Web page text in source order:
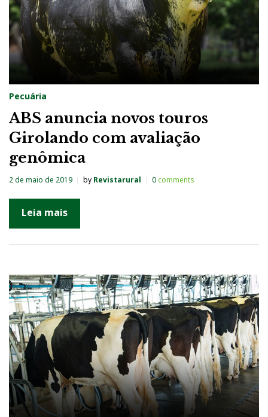
Pecuária
ABS anuncia novos touros
Girolando com avaliação
genômica
2 de maio de 2019 by Revistarural 0comments
Leia mais